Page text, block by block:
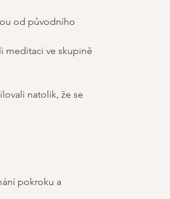
od původního
meditaci ve skupině
natolik, že se
pokroku a